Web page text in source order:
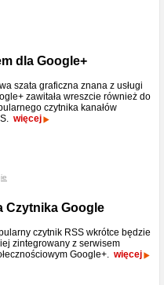
dla Google+
szata graficzna znana z usługi
zawitała wreszcie również do
czytnika kanałów
więcej
Czytnika Google
czytnik RSS wkrótce będzie
zintegrowany z serwisem
Google+. więcej